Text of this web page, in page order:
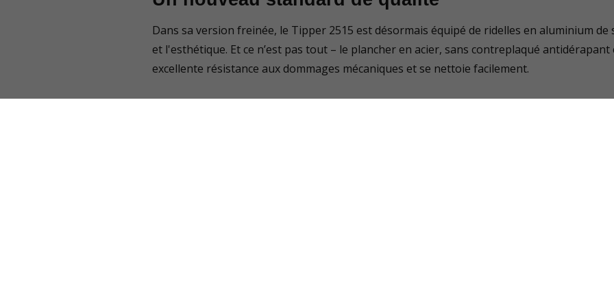
Dans sa version freinée, le Tipper 2515 est désormais équipé de ridelles en aluminium
et l'esthétique. Et ce n’est pas tout – le plancher en acier, sans contreplaqué
excellente résistance aux dommages mécaniques et se nettoie facilement.